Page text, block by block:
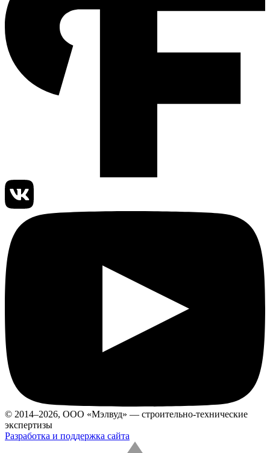
© 2014–2026, ООО «Мэлвуд» — строительно-технические
экспертизы
Разработка и поддержка сайта